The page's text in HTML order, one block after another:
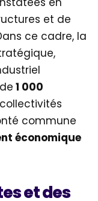
et de
ce cadre, la
1 000
collectivités
commune
économique
et des